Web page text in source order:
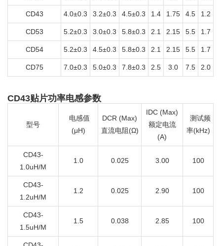
CD43 4.0±0.3 3.2±0.3 4.5±0.3 1.4 1.75 4.5 1.2
CD53 5.2±0.3 3.0±0.3 5.8±0.3 2.1 2.15 5.5 1.7
CD54 5.2±0.3 4.5±0.3 5.8±0.3 2.1 2.15 5.5 1.7
CD75 7.0±0.3 5.0±0.3 7.8±0.3 2.5 3.0 7.5 2.0
CD43贴片功率电感参数
型号
电感值
(μH)
DCR (Max)
直流电阻(Ω)
IDC (Max)
额定电流
(A)
测试频
率(kHz)
CD43-
1.0uH/M
1.0 0.025 3.00 100
CD43-
1.2uH/M
1.2 0.025 2.90 100
CD43-
1.5uH/M
1.5 0.038 2.85 100